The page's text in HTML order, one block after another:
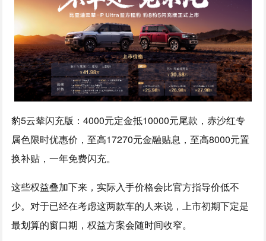
豹5云辇闪充版：4000元定金抵10000元尾款，赤沙红专
属色限时优惠价，至高17270元金融贴息，至高8000元置
换补贴，一年免费闪充。
这些权益叠加下来，实际入手价格会比官方指导价低不
少。对于已经在考虑这两款车的人来说，上市初期下定是
最划算的窗口期，权益方案会随时间收窄。